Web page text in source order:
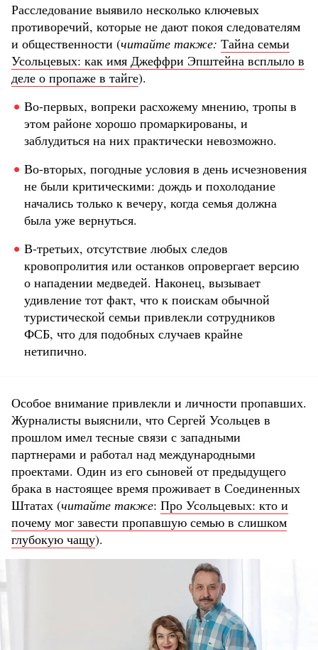
Расследование выявило несколько ключевых
противоречий, которые не дают покоя следователям
и общественности (читайте также: Тайна семьи
Усольцевых: как имя Джеффри Эпштейна всплыло в
деле о пропаже в тайге).
Во-первых, вопреки расхожему мнению, тропы в
этом районе хорошо промаркированы, и
заблудиться на них практически невозможно.
Во-вторых, погодные условия в день исчезновения
не были критическими: дождь и похолодание
начались только к вечеру, когда семья должна
была уже вернуться.
В-третьих, отсутствие любых следов
кровопролития или останков опровергает версию
о нападении медведей. Наконец, вызывает
удивление тот факт, что к поискам обычной
туристической семьи привлекли сотрудников
ФСБ, что для подобных случаев крайне
нетипично.
Особое внимание привлекли и личности пропавших.
Журналисты выяснили, что Сергей Усольцев в
прошлом имел тесные связи с западными
партнерами и работал над международными
проектами. Один из его сыновей от предыдущего
брака в настоящее время проживает в Соединенных
Штатах (читайте также: Про Усольцевых: кто и
почему мог завести пропавшую семью в слишком
глубокую чащу).